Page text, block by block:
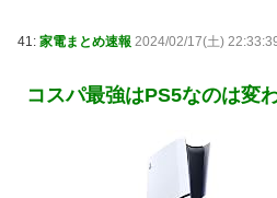
41: 家電まとめ速報 2024/02/17(土)
コスパ最強はPS5なのは変